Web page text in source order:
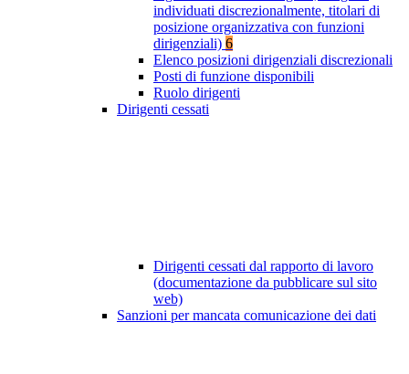
individuati discrezionalmente, titolari di
posizione organizzativa con funzioni
dirigenziali) 6
Elenco posizioni dirigenziali discrezionali
Posti di funzione disponibili
Ruolo dirigenti
Dirigenti cessati
Dirigenti cessati dal rapporto di lavoro
(documentazione da pubblicare sul sito
web)
Sanzioni per mancata comunicazione dei dati